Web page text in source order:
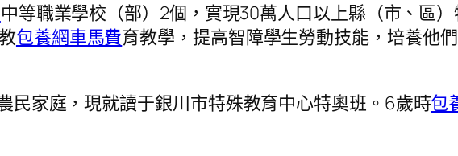
中等職業學校（部）2個，實現30萬人口以上縣（市、區
包養網車馬費育教學，提高智障學生勞動技能，培養他
民家庭，現就讀于銀川市特殊教育中心特奧班。6歲時包